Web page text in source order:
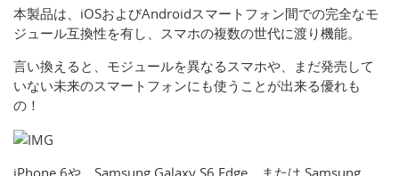
本製品は、iOSおよびAndroidスマートフォン間での完全なモ
ジュール互換性を有し、スマホの複数の世代に渡り機能。
言い換えると、モジュールを異なるスマホや、まだ発売して
いない未来のスマートフォンにも使うことが出来る優れも
の！